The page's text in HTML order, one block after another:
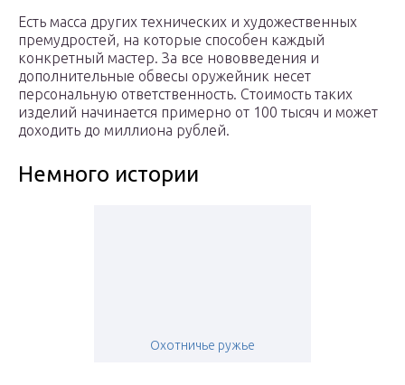
Есть масса других технических и художественных
премудростей, на которые способен каждый
конкретный мастер. За все нововведения и
дополнительные обвесы оружейник несет
персональную ответственность. Стоимость таких
изделий начинается примерно от 100 тысяч и может
доходить до миллиона рублей.
Немного истории
Охотничье ружье